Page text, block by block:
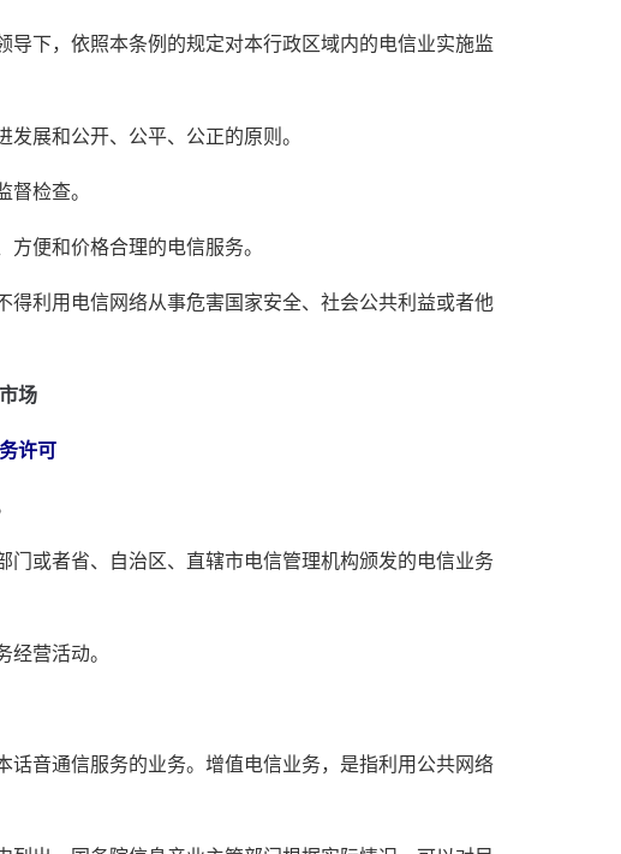
下，依照本条例的规定对本行政区域内的电信业实施监
展和公开、公平、公正的原则。
检查。
便和价格合理的电信服务。
利用电信网络从事危害国家安全、社会公共利益或者他
场
许可
或者省、自治区、直辖市电信管理机构颁发的电信业务
营活动。
音通信服务的业务。增值电信业务，是指利用公共网络